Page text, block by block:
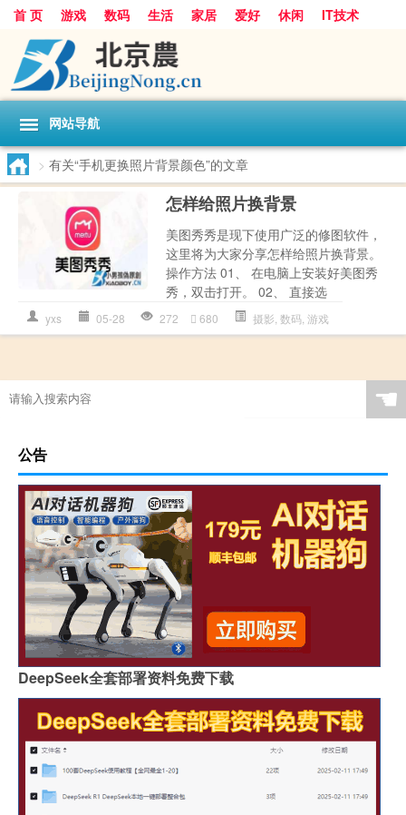
首 页 游戏 数码 生活 家居 爱好 休闲
IT技术
互联网
手机 购物
网站导航
> 有关“手机更换照片背景颜色”的文章
怎样给照片换背景
美图秀秀是现下使用广泛的修图软件，
这里将为大家分享怎样给照片换背景。
操作方法 01、 在电脑上安装好美图秀
秀，双击打开。 02、 直接选
yxs 05-28 272 680 摄影, 数码, 游戏
☚
公告
DeepSeek全套部署资料免费下载